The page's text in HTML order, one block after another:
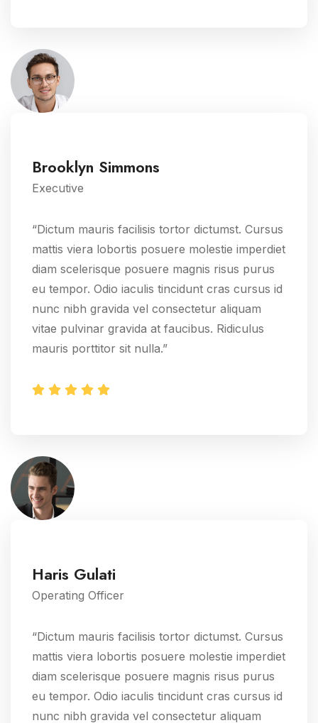
Brooklyn Simmons
Executive
“Dictum mauris facilisis tortor dictumst. Cursus
mattis viera lobortis posuere molestie imperdiet
diam scelerisque posuere magnis risus purus
eu tempor. Odio iaculis tincidunt cras cursus id
nunc nibh gravida vel consectetur aliquam
vitae pulvinar gravida at faucibus. Ridiculus
mauris porttitor sit nulla.”
Haris Gulati
Operating Officer
“Dictum mauris facilisis tortor dictumst. Cursus
mattis viera lobortis posuere molestie imperdiet
diam scelerisque posuere magnis risus purus
eu tempor. Odio iaculis tincidunt cras cursus id
nunc nibh gravida vel consectetur aliquam